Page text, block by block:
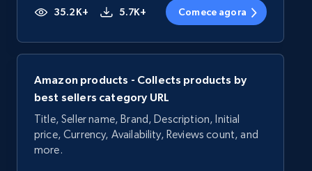
35.2K+ 5.7K+ Comece agora
Amazon products - Collects products by
best sellers category URL
Title, Seller name, Brand, Description, Initial
price, Currency, Availability, Reviews count, and
more.